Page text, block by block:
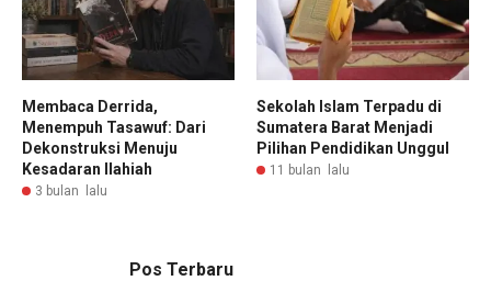
Membaca Derrida,
Menempuh Tasawuf: Dari
Dekonstruksi Menuju
Kesadaran Ilahiah
3 bulan lalu
Sekolah Islam Terpadu di
Sumatera Barat Menjadi
Pilihan Pendidikan Unggul
11 bulan lalu
Pos Terbaru